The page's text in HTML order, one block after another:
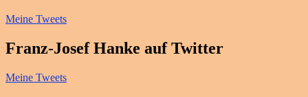
Meine Tweets
Franz-Josef Hanke auf Twitter
Meine Tweets